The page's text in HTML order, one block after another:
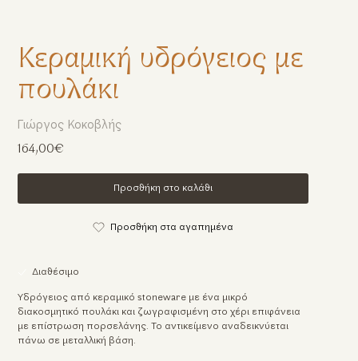
Γιώργος Κοκοβλής
164,00€
Προσθήκη στο καλάθι
Προσθήκη στα αγαπημένα
Διαθέσιμο
Υδρόγειος από κεραμικό stoneware με ένα μικρό
διακοσμητικό πουλάκι και ζωγραφισμένη στο χέρι επιφάνεια
με επίστρωση πορσελάνης. Το αντικείμενο αναδεικνύεται
πάνω σε μεταλλική βάση.
Κεραμική υδρόγειος με
πουλάκι